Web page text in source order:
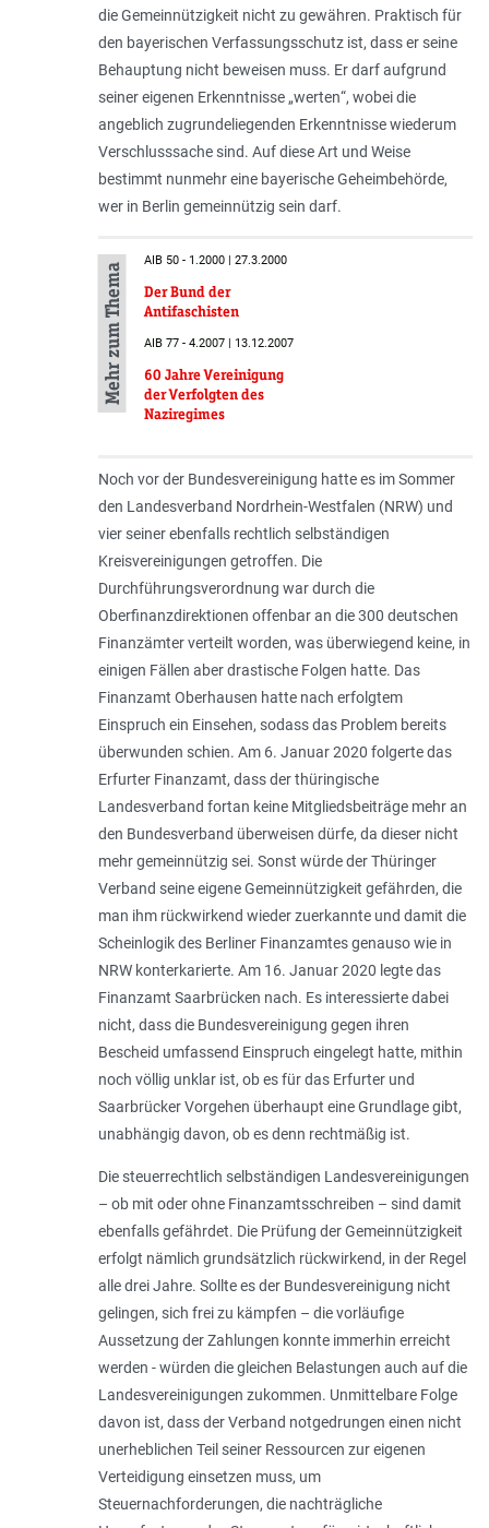
die Gemeinnützigkeit nicht zu gewähren. Praktisch für
den bayerischen Verfassungsschutz ist, dass er seine
Behauptung nicht beweisen muss. Er darf aufgrund
seiner eigenen Erkenntnisse „werten“, wobei die
angeblich zugrundeliegenden Erkenntnisse wiederum
Verschlusssache sind. Auf diese Art und Weise
bestimmt nunmehr eine bayerische Geheimbehörde,
wer in Berlin gemeinnützig sein darf.
Mehr zum Thema
AIB 50 - 1.2000 | 27.3.2000
Der Bund der
Antifaschisten
AIB 77 - 4.2007 | 13.12.2007
60 Jahre Vereinigung
der Verfolgten des
Naziregimes
Noch vor der Bundesvereinigung hatte es im Sommer
den Landesverband Nordrhein-Westfalen (NRW) und
vier seiner ebenfalls rechtlich selbständigen
Kreisvereinigungen getroffen. Die
Durchführungsverordnung war durch die
Oberfinanzdirektionen offenbar an die 300 deutschen
Finanzämter verteilt worden, was überwiegend keine, in
einigen Fällen aber drastische Folgen hatte. Das
Finanzamt Oberhausen hatte nach erfolgtem
Einspruch ein Einsehen, sodass das Problem bereits
überwunden schien. Am 6. Januar 2020 folgerte das
Erfurter Finanzamt, dass der thüringische
Landesverband fortan keine Mitgliedsbeiträge mehr an
den Bundesverband überweisen dürfe, da dieser nicht
mehr gemeinnützig sei. Sonst würde der Thüringer
Verband seine eigene Gemeinnützigkeit gefährden, die
man ihm rückwirkend wieder zuerkannte und damit die
Scheinlogik des Berliner Finanzamtes genauso wie in
NRW konterkarierte. Am 16. Januar 2020 legte das
Finanzamt Saarbrücken nach. Es interessierte dabei
nicht, dass die Bundesvereinigung gegen ihren
Bescheid umfassend Einspruch eingelegt hatte, mithin
noch völlig unklar ist, ob es für das Erfurter und
Saarbrücker Vorgehen überhaupt eine Grundlage gibt,
unabhängig davon, ob es denn rechtmäßig ist.
Die steuerrechtlich selbständigen Landesvereinigungen
– ob mit oder ohne Finanzamtsschreiben – sind damit
ebenfalls gefährdet. Die Prüfung der Gemeinnützigkeit
erfolgt nämlich grundsätzlich rückwirkend, in der Regel
alle drei Jahre. Sollte es der Bundesvereinigung nicht
gelingen, sich frei zu kämpfen – die vorläufige
Aussetzung der Zahlungen konnte immerhin erreicht
werden - würden die gleichen Belastungen auch auf die
Landesvereinigungen zukommen. Unmittelbare Folge
davon ist, dass der Verband notgedrungen einen nicht
unerheblichen Teil seiner Ressourcen zur eigenen
Verteidigung einsetzen muss, um
Steuernachforderungen, die nachträgliche